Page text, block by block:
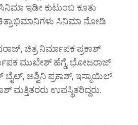
ಇಡೀ ಕುಟುಂಬ ಕೂತು
ಸಿನಿಮಾ ನೋಡಿ
ಚಿತ್ರ ನಿರ್ಮಾಪಕ ಪ್ರಕಾಶ್
ಮುಖೇಶ್ ಹೆಗ್ಡೆ, ಭೋಜರಾಜ್
ಅಶ್ವಿನಿ ಪ್ರಕಾಶ್, ಇಸ್ಮಾಯಿಲ್
ಮತ್ತಿತರರು ಉಪಸ್ಥಿತರಿದ್ದರು.